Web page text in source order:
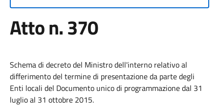
Atto n. 370
Schema di decreto del Ministro dell'interno relativo al
differimento del termine di presentazione da parte degli
Enti locali del Documento unico di programmazione dal 31
luglio al 31 ottobre 2015.